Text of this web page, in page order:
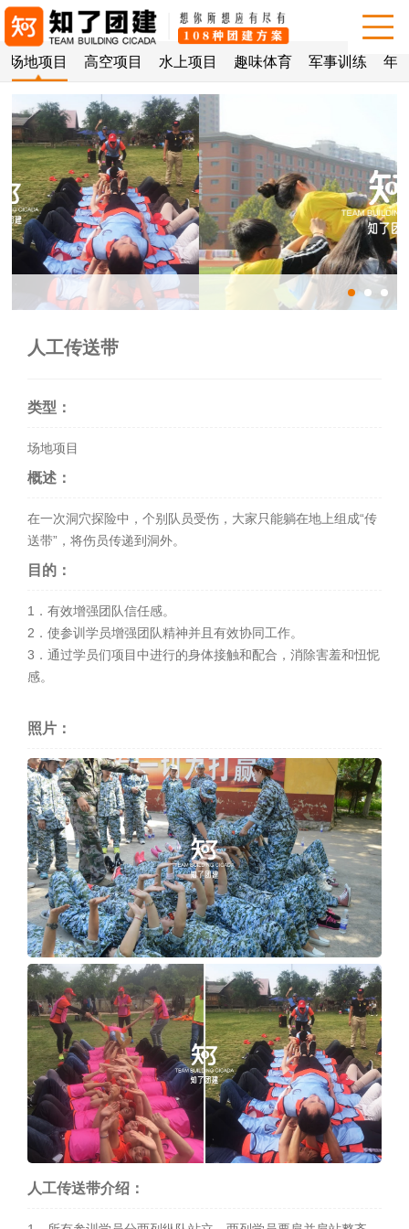
场地项目 高空项目 水上项目 趣味体育 军事训练 年
人工传送带
类型：
场地项目
概述：
在一次洞穴探险中，个别队员受伤，大家只能躺在地上组成“传
送带”，将伤员传递到洞外。
目的：
1．有效增强团队信任感。
2．使参训学员增强团队精神并且有效协同工作。
3．通过学员们项目中进行的身体接触和配合，消除害羞和忸怩
感。
照片：
人工传送带介绍：